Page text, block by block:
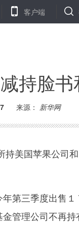
次得千万元一审获刑11
客户端
持脸
来源： 新华网
美国苹果公司
第三季度出售１
管理公司不再持